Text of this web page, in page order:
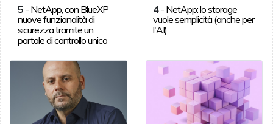
5- NetApp, con BlueXP
nuove funzionalità di
sicurezza tramite un
portale di controllo unico
4- NetApp: lo storage
vuole semplicità (anche per
l'AI)